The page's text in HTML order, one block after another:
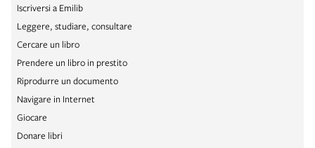
Iscriversi a Emilib
Leggere, studiare, consultare
Cercare un libro
Prendere un libro in prestito
Riprodurre un documento
Navigare in Internet
Giocare
Donare libri